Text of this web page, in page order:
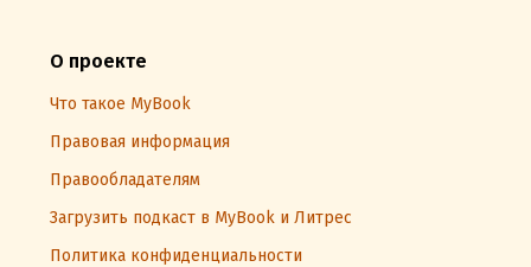
О проекте
Что такое MyBook
Правовая информация
Правообладателям
Загрузить подкаст в MyBook и Литрес
Политика конфиденциальности